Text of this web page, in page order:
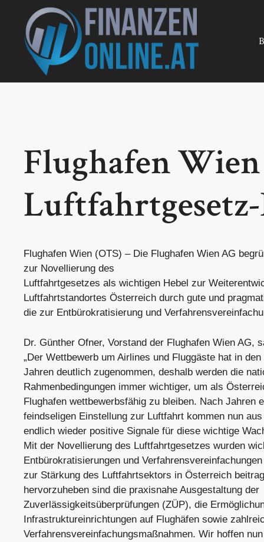
springen
Flughafen
Flughafen Wien (OTS) – Die Flughafen Wien AG
zur Novellierung des
Luftfahrtgesetzes als wichtigen Hebel zur
Luftfahrtstandortes Österreich durch gute und
die zur Entbürokratisierung und
Dr. Günther Ofner, Vorstand der Flughafen Wien AG,
„Der Wettbewerb um Airlines und Fluggäste hat in den
Jahren deutlich zugenommen, deshalb werden die
Rahmenbedingungen immer wichtiger, um als
Flughafen wettbewerbsfähig zu bleiben. Nach Jahren
feindseligen Einstellung zur Luftfahrt kommen nun
endlich wieder positive Signale für diese wichtige
Mit der Novellierung des Luftfahrtgesetzes wurden
Entbürokratisierungen und
zur Stärkung des Luftfahrtsektors in Österreich
hervorzuheben sind die praxisnahe Ausgestaltung der
Zuverlässigkeitsüberprüfungen (ZÜP), die
Infrastruktureinrichtungen auf Flughäfen sowie
Verfahrensvereinfachungsmaßnahmen. Wir hoffen